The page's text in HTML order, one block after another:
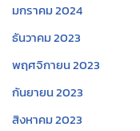
มกราคม 2024
ธันวาคม 2023
พฤศจิกายน 2023
กันยายน 2023
สิงหาคม 2023